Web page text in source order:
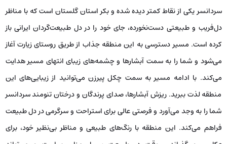
سردانسر یکی از نقاط کمتر دیده شده و بکر استان گلستان است که با مناظر
دل‌فریب و طبیعتی دست‌نخورده، جای خود را در دل طبیعت‌گردان ایرانی باز
کرده است. مسیر دسترسی به این منطقه جذاب از طریق روستای زیارت آغاز
می‌شود و شما را به سمت آبشارها و چشمه‌های زیبای انتهای مسیر هدایت
می‌کند. با ادامه مسیر به سمت چکل پیرزن می‌توانید از زیبایی‌های این
منطقه لذت ببرید. ریزش آبشارها، صدای پرندگان و درختان تنومند سردانسر
شما را به وجد می‌آورد و فرصتی عالی برای استراحت و سرگرمی در دل طبیعت
فراهم می‌کند. این منطقه با رنگ‌های طبیعی و مناظر بی‌نظیر خود، برای